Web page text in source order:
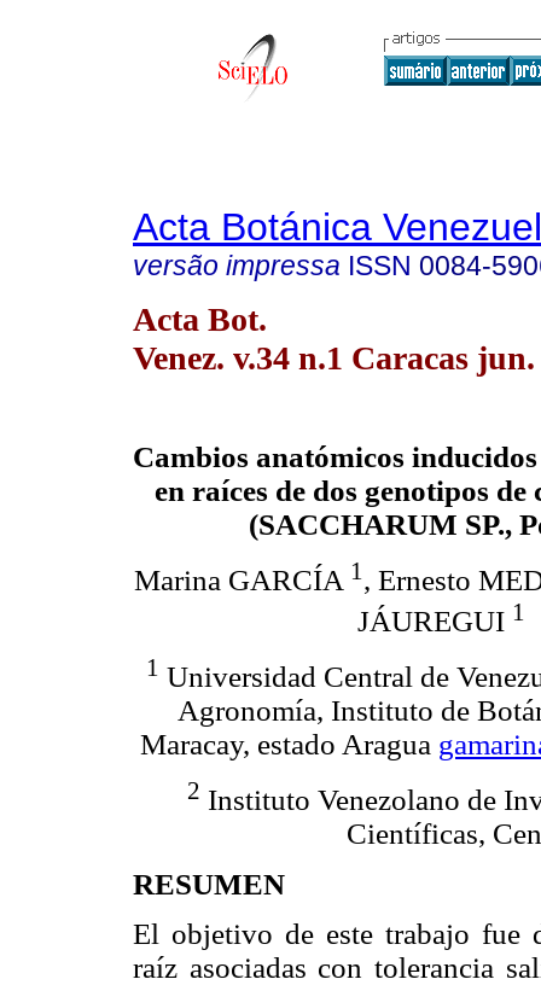
Acta Botánica
versão impressa ISSN 0084-
Acta Bot.
Venez. v.34 n.1 Caracas jun.
Cambios anatómicos
en raíces de dos genotipos de
(SACCHARUM SP.,
Marina GARCÍA 1 , Ernesto
JÁUREGUI 1
1 Universidad Central de
Agronomía, Instituto de
Maracay, estado Aragua
2 Instituto Venezolano de
Científicas,
RESUMEN
El objetivo de este trabajo fue
raíz asociadas con tolerancia